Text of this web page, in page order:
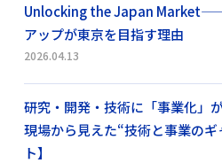
Unlocking the Japan
アップが東京を目指す理由
2026.04.13
研究・開発・技術に「事業化」
現場から見えた“技術と事業の
ト】